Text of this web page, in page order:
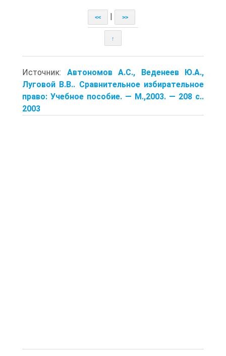
<< >>
↑
Источник: Автономов А.С., Веденеев Ю.А.,
Луговой В.В.. Сравнительное избирательное
право: Учебное пособие. — М.,2003. — 208 с..
2003